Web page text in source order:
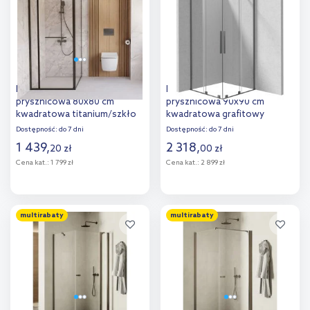
porównania porównania
Deante Square kabina
prysznicowa 80x80 cm
kwadratowa titanium/szkło
przezroczyste KQB_D088P
Dostępność: do 7 dni
1 439,20 zł
Cena kat.: 1 799 zł
Dodaj do
Deante Kerria Plus kabina
prysznicowa 90x90 cm
kwadratowa grafitowy
szczotkowany/szkło
Dostępność: do 7 dni
2 318,00 zł
Cena kat.: 2 899 zł
Dodaj do
multirabaty multirabaty